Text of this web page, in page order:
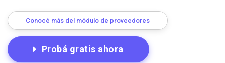
Conocé más del módulo de proveedores
Probá gratis ahora